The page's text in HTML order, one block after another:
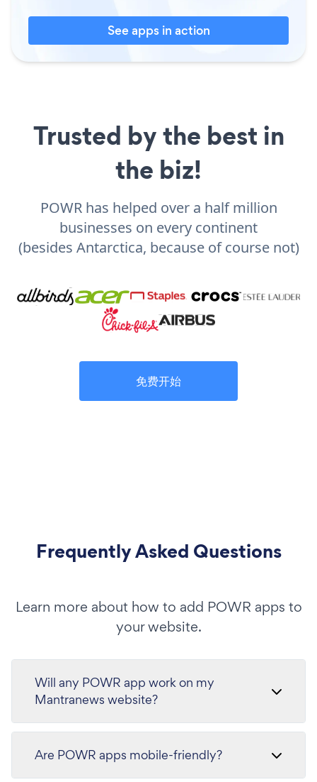
See apps in action
Trusted by the best in
the biz!
POWR has helped over a half million
businesses on every continent
(besides Antarctica, because of course not)
免费开始
Frequently Asked Questions
Learn more about how to add POWR apps to
your website.
Will any POWR app work on my
Mantranews website?
Are POWR apps mobile-friendly?